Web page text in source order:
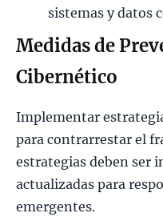
sistemas y datos
Medidas de
Cibernético
Implementar
para contrarrestar el
estrategias deben ser
actualizadas para
emergentes.